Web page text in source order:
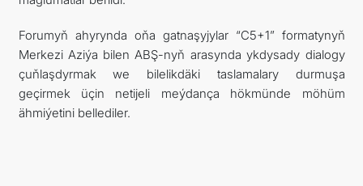
Forumyň ahyrynda oňa gatnaşyjylar “C5+1” formatynyň
Merkezi Aziýa bilen ABŞ-nyň arasynda ykdysady dialogy
çuňlaşdyrmak we bilelikdäki taslamalary durmuşa
geçirmek üçin netijeli meýdança hökmünde möhüm
ähmiýetini bellediler.